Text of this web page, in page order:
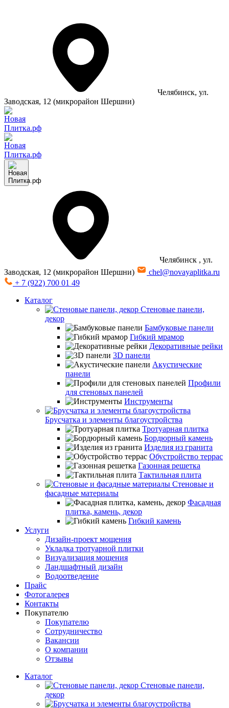
Челябинск, ул.
Заводская, 12 (микрорайон Шершни)
Челябинск , ул.
Заводская, 12 (микрорайон Шершни)
chel@novayaplitka.ru
+ 7 (922) 700 01 49
Каталог
Стеновые панели,
декор
Бамбуковые панели
Гибкий мрамор
Декоративные рейки
3D панели
Акустические
панели
Профили
для стеновых панелей
Инструменты
Брусчатка и элементы благоустройства
Тротуарная плитка
Бордюрный камень
Изделия из гранита
Обустройство террас
Газонная решетка
Тактильная плита
Стеновые и
фасадные материалы
Фасадная
плитка, камень, декор
Гибкий камень
Услуги
Дизайн-проект мощения
Укладка тротуарной плитки
Визуализация мощения
Ландшафтный дизайн
Водоотведение
Прайс
Фотогалерея
Контакты
Покупателю
Покупателю
Сотрудничество
Вакансии
О компании
Отзывы
Каталог
Стеновые панели,
декор